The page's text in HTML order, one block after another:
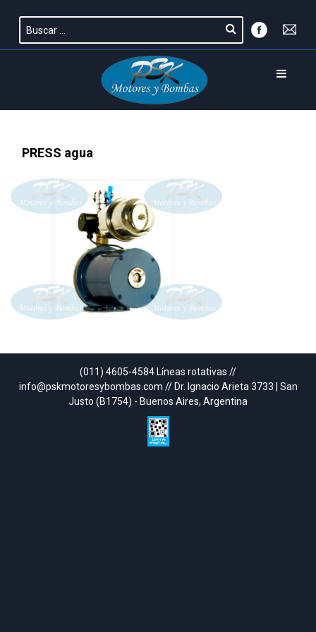
PRESS agua
(011) 4605-4584 Líneas rotativas //
info@pskmotoresybombas.com // Dr. Ignacio Arieta 3733 | San
Justo (B1754) - Buenos Aires, Argentina